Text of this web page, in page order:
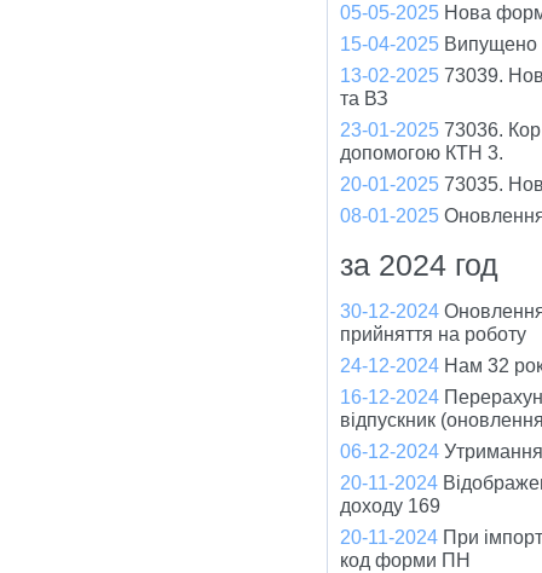
05-05-2025 Нова
15-04-2025 Випущено
13-02-2025 73039.
та ВЗ
23-01-2025 73036.
допомогою КТН 3.
20-01-2025 73035.
08-01-2025
за 2024 год
30-12-2024
прийняття на роботу
24-12-2024 Нам 32
16-12-2024
відпускник
06-12-2024 Утримання
20-11-2024
доходу 169
20-11-2024 При
код форми ПН